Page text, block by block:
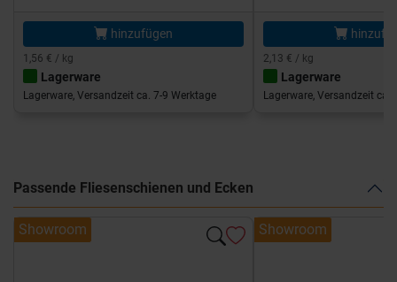
hinzufügen
1,56 € / kg
Lagerware
Lagerware, Versandzeit ca. 7-9 Werktage
2,13 € / kg
Lagerware
Lagerware, Versandzeit ca.
Passende Fliesenschienen und Ecken
Showroom Showroom